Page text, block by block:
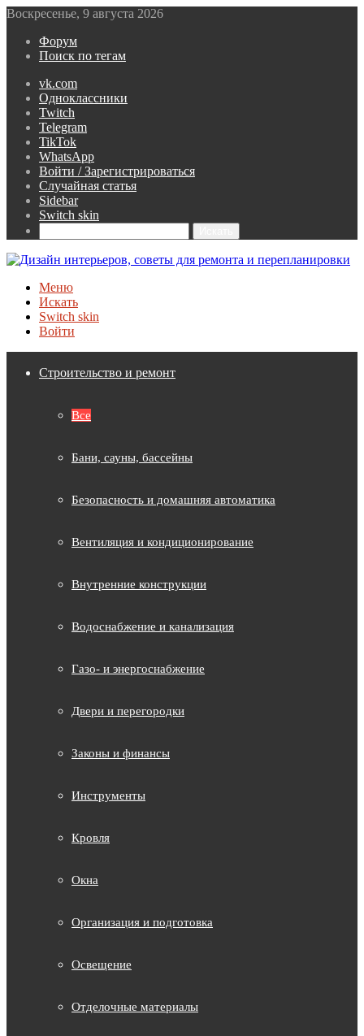
Воскресенье, 9 августа 2026
Форум
Поиск по тегам
vk.com
Одноклассники
Twitch
Telegram
TikTok
WhatsApp
Войти / Зарегистрироваться
Случайная статья
Sidebar
Switch skin
Меню
Искать
Switch skin
Войти
Строительство и ремонт
Все
Бани, сауны, бассейны
Безопасность и домашняя автоматика
Вентиляция и кондиционирование
Внутренние конструкции
Водоснабжение и канализация
Газо- и энергоснабжение
Двери и перегородки
Законы и финансы
Инструменты
Кровля
Окна
Организация и подготовка
Освещение
Отделочные материалы